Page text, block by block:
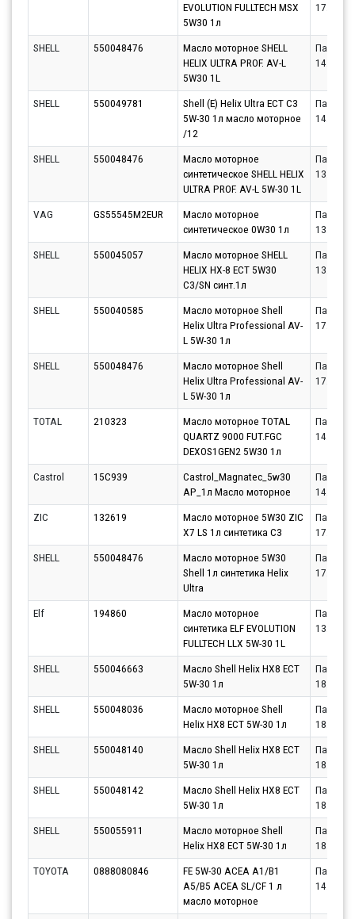
EVOLUTION FULLTECH MSX
5W30 1л
SHELL 550048476
Масло моторное SHELL
HELIX ULTRA PROF. AV-L
5W30 1L
Партнёр
SHELL 550049781
Shell (E) Helix Ultra ECT C3
5W-30 1л масло моторное
/12
Партнёр
SHELL 550048476
Масло моторное
синтетическое SHELL HELIX
ULTRA PROF. AV-L 5W-30 1L
Партнёр
VAG GS55545M2EUR
Масло моторное
синтетическое 0W30 1л
Партнёр
SHELL
550045057
Масло моторное SHELL
HELIX HX-8 ECT 5W30
C3/SN синт.1л
Партнёр
SHELL 550040585
Масло моторное Shell
Helix Ultra Professional AV-
L 5W-30 1л
Партнёр
SHELL 550048476
Масло моторное Shell
Helix Ultra Professional AV-
L 5W-30 1л
Партнёр
TOTAL 210323
Масло моторное TOTAL
QUARTZ 9000 FUT.FGC
DEXOS1GEN2 5W30 1л
Партнёр
Castrol 15C939
Castrol_Magnatec_5w30
AP_1л Масло моторное
Партнёр
ZIC
132619
Масло моторное 5W30 ZIC
X7 LS 1л синтетика С3
Партнёр
SHELL
550048476
Масло моторное 5W30
Shell 1л синтетика Helix
Ultra
Партнёр
Elf 194860
Масло моторное
синтетика ELF EVOLUTION
FULLTECH LLX 5W-30 1L
Партнёр
SHELL 550046663
Масло Shell Helix HX8 ECT
5W-30 1л
Партнёр
SHELL
550048036
Масло моторное Shell
Helix HX8 ECT 5W-30 1л
Партнёр
SHELL
550048140
Масло Shell Helix HX8 ECT
5W-30 1л
Партнёр
SHELL
550048142
Масло Shell Helix HX8 ECT
5W-30 1л
Партнёр
SHELL
550055911
Масло моторное Shell
Helix HX8 ECT 5W-30 1л
Партнёр
TOYOTA
0888080846
FE 5W-30 ACEA A1/B1
A5/B5 ACEA SL/CF 1 л
масло моторное
Партнёр